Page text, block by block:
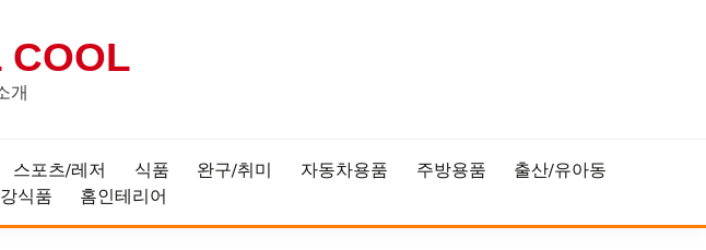
COOL
개
스포츠/레저 식품 완구/취미 자동차용품 주방용품
출산/유아동
식품 홈인테리어